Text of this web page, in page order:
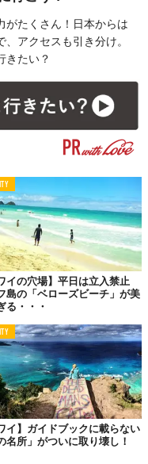
がたくさん！日本からは
アクセスも引き分け。
きたい？
イの穴場】平日は立入禁止
島の「ベローズビーチ」が美
る・・・
イ】ガイドブックに載らない
名所」がついに取り壊し！